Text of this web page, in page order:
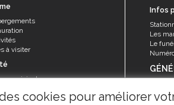
cookies pour améliorer
à visiter
municipale
Infos
Les
Le